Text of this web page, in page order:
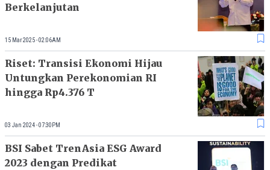
Berkelanjutan
15 Mar 2025 - 02:06AM
Riset: Transisi Ekonomi Hijau
Untungkan Perekonomian RI
hingga Rp4.376 T
03 Jan 2024 - 07:30PM
BSI Sabet TrenAsia ESG Award
2023 dengan Predikat